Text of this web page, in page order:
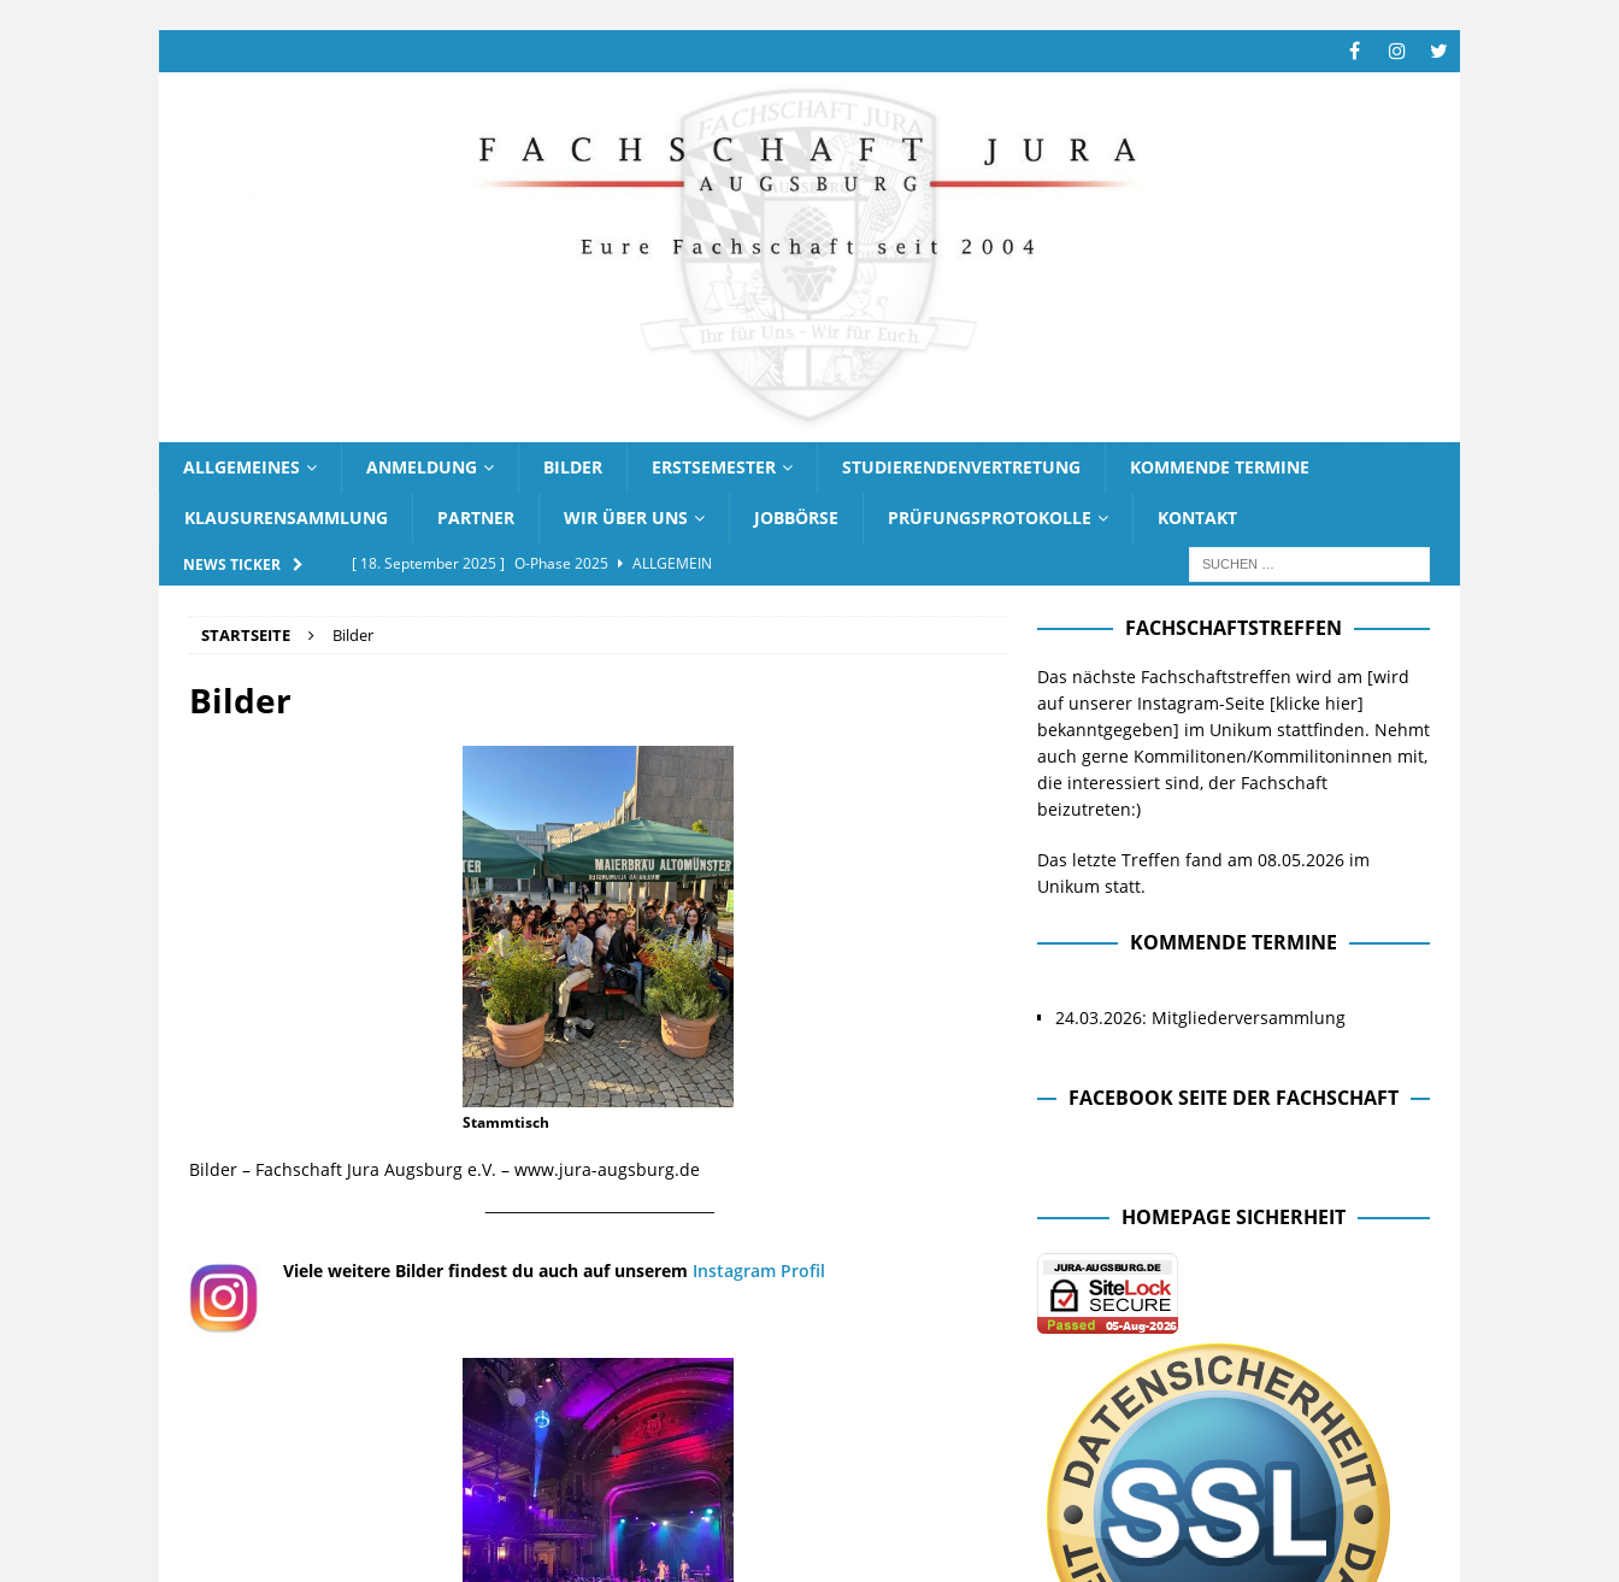
ALLGEMEINES ANMELDUNG BILDER ERSTSEMESTER STUDIERENDENVERTRETUNG KOMMENDE TERMINE
KLAUSURENSAMMLUNG PARTNER WIR ÜBER UNS JOBBÖRSE PRÜFUNGSPROTOKOLLE KONTAKT
NEWS TICKER [ 18. September 2025 ] O-Phase 2025
ALLGEMEIN
[ 20. September 2025 ]
STARTSEITE Bilder
Bilder
Stammtisch
Bilder – Fachschaft Jura Augsburg e.V. – www.jura-augsburg.de
¯¯¯¯¯¯¯¯¯¯¯¯¯¯¯¯¯¯¯¯¯¯¯¯¯¯¯¯¯¯¯¯¯¯¯¯¯¯
Viele weitere Bilder findest du auch auf unserem Instagram Profil
FACHSCHAFTSTREFFEN
Das nächste Fachschaftstreffen wird am [wird
auf unserer Instagram-Seite [klicke hier]
bekanntgegeben] im Unikum stattfinden. Nehmt
auch gerne Kommilitonen/Kommilitoninnen mit,
die interessiert sind, der Fachschaft
beizutreten:)
Das letzte Treffen fand am 08.05.2026 im
Unikum statt.
KOMMENDE TERMINE
24.03.2026: Mitgliederversammlung
FACEBOOK SEITE DER FACHSCHAFT
HOMEPAGE SICHERHEIT